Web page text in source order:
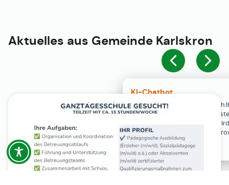
KI-Chatbot
Der KI-Chatbot steht erst nach
Einwilligung in den Cookie-
Verfügung. Der Chat-Verlauf
ausschließlich lokal in Ihrem
gespeichert.
Aktuelles aus Gemeinde Karlskron